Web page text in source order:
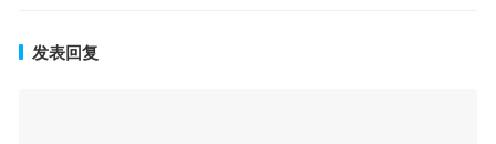
发表回复